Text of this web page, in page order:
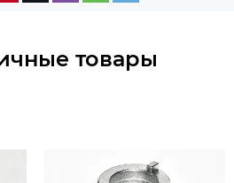
товары